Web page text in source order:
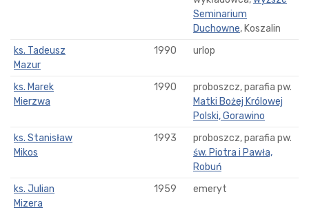
Seminarium
Duchowne, Koszalin
ks. Tadeusz
Mazur
1990 urlop
ks. Marek
Mierzwa
1990
proboszcz, parafia pw.
Matki Bożej Królowej
Polski, Gorawino
ks. Stanisław
Mikos
1993
proboszcz, parafia pw.
św. Piotra i Pawła,
Robuń
ks. Julian
Mizera
1959 emeryt